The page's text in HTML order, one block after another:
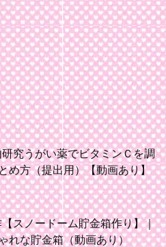
究うがい薬でビタミンＣを調
め方（提出用）【動画あり】
スノードーム貯金箱作り】｜
れな貯金箱（動画あり）